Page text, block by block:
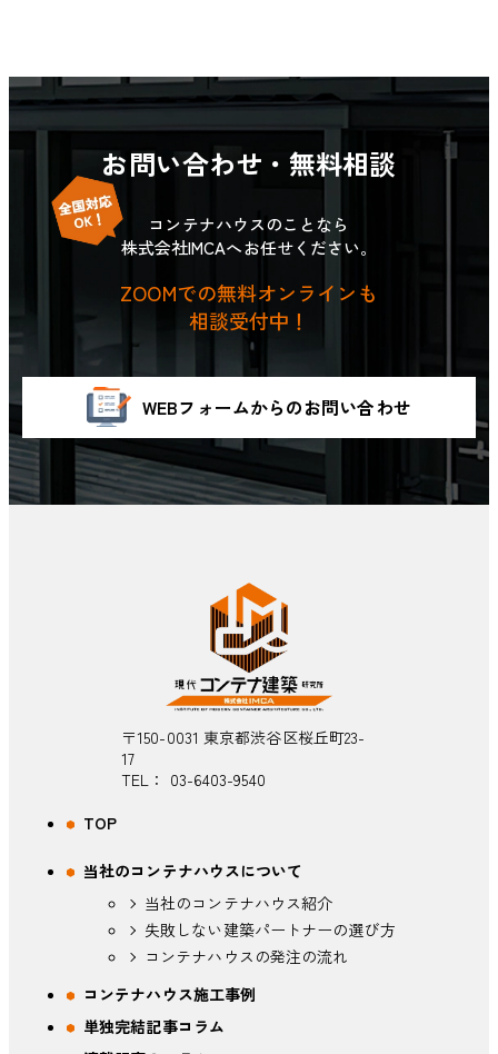
お問い合わせ・無料相談
コンテナハウスのことなら
株式会社IMCAへお任せください。
ZOOMでの無料オンラインも
相談受付中！
WEBフォームからのお問い合わせ
〒150-0031 東京都渋谷区桜丘町23-
17
TEL： 03-6403-9540
TOP
当社のコンテナハウスについて
当社のコンテナハウス紹介
失敗しない建築パートナーの選び方
コンテナハウスの発注の流れ
コンテナハウス施工事例
単独完結記事コラム